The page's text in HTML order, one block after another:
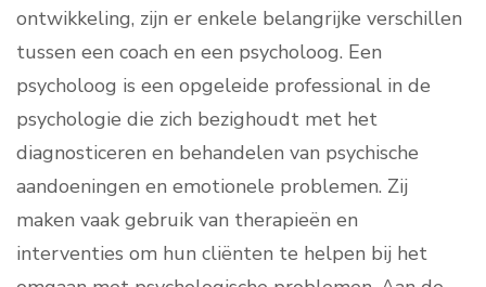
ontwikkeling, zijn er enkele belangrijke verschillen
tussen een coach en een psycholoog. Een
psycholoog is een opgeleide professional in de
psychologie die zich bezighoudt met het
diagnosticeren en behandelen van psychische
aandoeningen en emotionele problemen. Zij
maken vaak gebruik van therapieën en
interventies om hun cliënten te helpen bij het